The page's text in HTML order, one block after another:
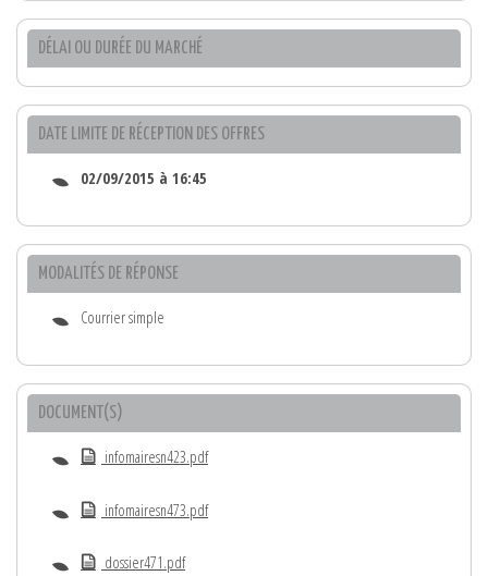
DÉLAI OU DURÉE DU MARCHÉ
DATE LIMITE DE RÉCEPTION DES OFFRES
02/09/2015 à 16:45
MODALITÉS DE RÉPONSE
Courrier simple
DOCUMENT(S)
infomairesn423.pdf
infomairesn473.pdf
dossier471.pdf